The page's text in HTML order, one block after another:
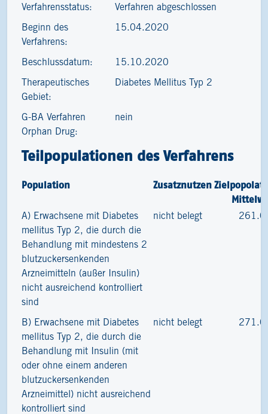
Verfahrensstatus: Verfahren abgeschlossen
Beginn des
Verfahrens:
15.04.2020
Beschlussdatum: 15.10.2020
Therapeutisches
Gebiet:
Diabetes Mellitus Typ 2
G-BA Verfahren
Orphan Drug:
nein
Teilpopulationen des Verfahrens
Population Zusatznutzen
A) Erwachsene mit Diabetes
mellitus Typ 2, die durch die
Behandlung mit mindestens 2
blutzuckersenkenden
Arzneimitteln (außer Insulin)
nicht ausreichend kontrolliert
sind
nicht belegt
B) Erwachsene mit Diabetes
mellitus Typ 2, die durch die
Behandlung mit Insulin (mit
oder ohne einem anderen
blutzuckersenkenden
Arzneimittel) nicht ausreichend
kontrolliert sind
nicht belegt